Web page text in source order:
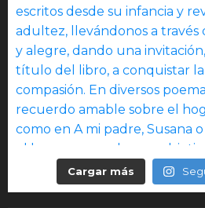
Cargar más